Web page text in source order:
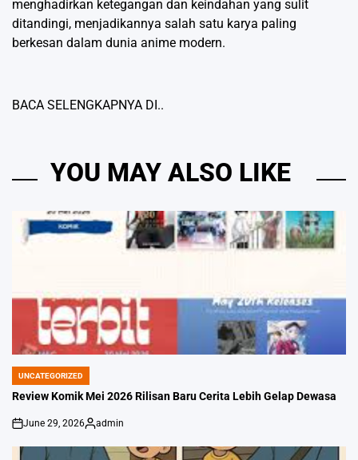
menghadirkan ketegangan dan keindahan yang sulit
ditandingi, menjadikannya salah satu karya paling
berkesan dalam dunia anime modern.
BACA SELENGKAPNYA DI..
YOU MAY ALSO LIKE
POSTED
IN
UNCATEGORIZED
Review Komik Mei 2026 Rilisan Baru Cerita Lebih Gelap Dewasa
on
June 29, 2026
Posted
admin